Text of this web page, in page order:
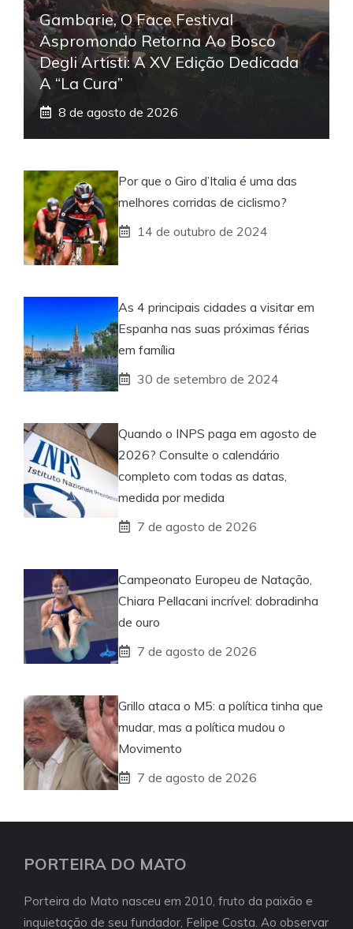
Gambarie, O Face Festival
Aspromondo Retorna Ao Bosco
Degli Artisti: A XV Edição Dedicada
A “La Cura”
8 de agosto de 2026
Por que o Giro d’Italia é uma das
melhores corridas de ciclismo?
14 de outubro de 2024
As 4 principais cidades a visitar em
Espanha nas suas próximas férias
em família
30 de setembro de 2024
Quando o INPS paga em agosto de
2026? Consulte o calendário
completo com todas as datas,
medida por medida
7 de agosto de 2026
Campeonato Europeu de Natação,
Chiara Pellacani incrível: dobradinha
de ouro
7 de agosto de 2026
Grillo ataca o M5: a política tinha que
mudar, mas a política mudou o
Movimento
7 de agosto de 2026
PORTEIRA DO MATO
Porteira do Mato nasceu em 2010, fruto da paixão e
inquietação de seu fundador, Felipe Costa. Ao observar